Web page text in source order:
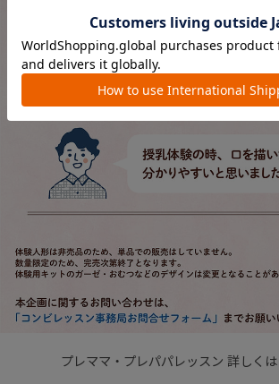
プレママ・プレパパレッスン 詳しく